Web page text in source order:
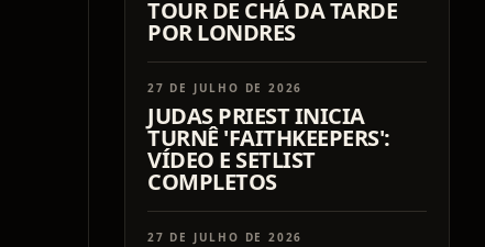
TOUR DE CHÁ DA TARDE
POR LONDRES
27 DE JULHO DE 2026
JUDAS PRIEST INICIA
TURNÊ 'FAITHKEEPERS':
VÍDEO E SETLIST
COMPLETOS
27 DE JULHO DE 2026